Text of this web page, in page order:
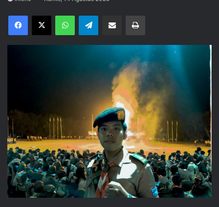
Facebook
X WhatsAppTelegram Share via Email Print